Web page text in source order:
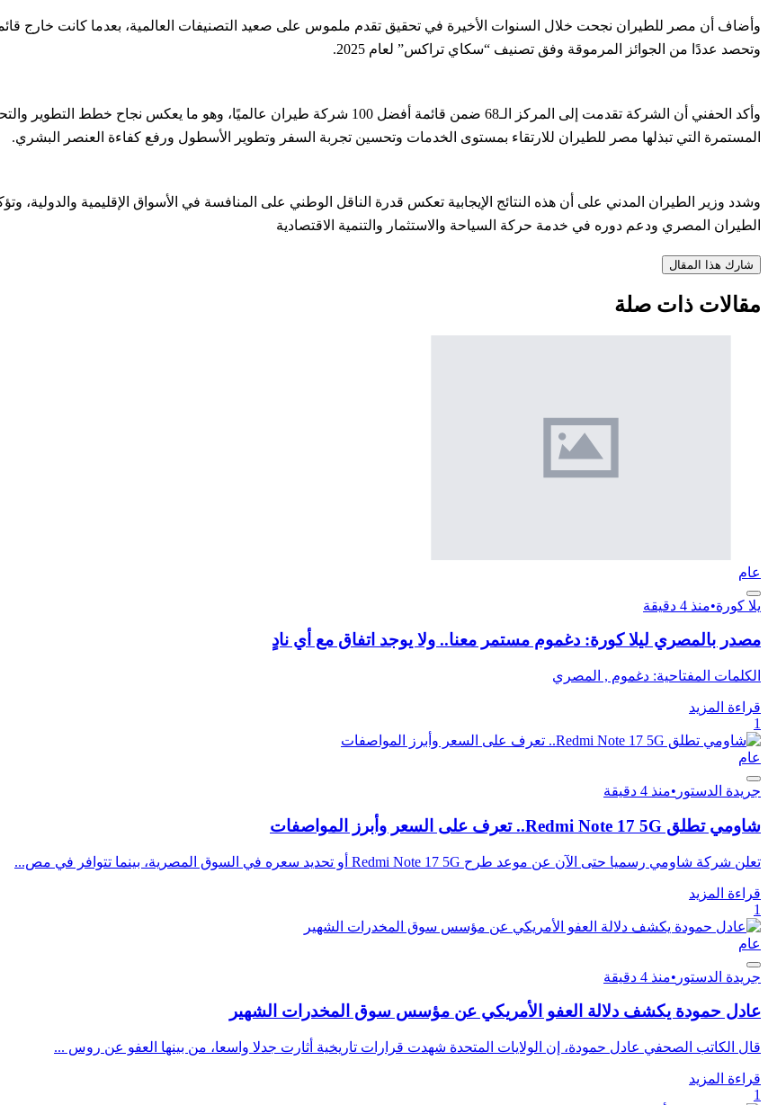
وتحصد عددًا من الجوائز المرموقة وفق تصنيف “سكاي تراكس” لعام 2025.
وأكد الحفني أن الشركة تقدمت إلى المركز الـ68 ضمن قائمة أفضل 100 شركة طيران عالميًا،
المستمرة التي تبذلها مصر للطيران للارتقاء بمستوى الخدمات وتحسين تجربة السفر وتطوير الأسطول ورفع كفاءة العنصر البشري.
وشدد وزير الطيران المدني على أن هذه النتائج الإيجابية تعكس قدرة الناقل الوطني على المنافسة في الأسواق الإقليمية والدولية،
الطيران المصري ودعم دوره في خدمة حركة السياحة والاستثمار والتنمية الاقتصادية
شارك هذا المقال
مقالات ذات صلة
عام
يلا كورة•منذ 4 دقيقة
مصدر بالمصري ليلا كورة: دغموم مستمر معنا.. ولا يوجد اتفاق مع أي نادٍ
الكلمات المفتاحية: دغموم , المصري
قراءة المزيد
1
عام
جريدة الدستور •منذ 4 دقيقة
شاومي تطلق Redmi Note 17 5G.. تعرف على السعر وأبرز المواصفات
تعلن شركة شاومي رسميا حتى الآن عن موعد طرح Redmi Note 17 5G أو تحديد سعره في السوق المصرية، بينما تتوافر في مص...
قراءة المزيد
1
عام
جريدة الدستور •منذ 4 دقيقة
عادل حمودة يكشف دلالة العفو الأمريكي عن مؤسس سوق المخدرات الشهير
قال الكاتب الصحفي عادل حمودة، إن الولايات المتحدة شهدت قرارات تاريخية أثارت جدلا واسعا، من بينها العفو عن روس ...
قراءة المزيد
1